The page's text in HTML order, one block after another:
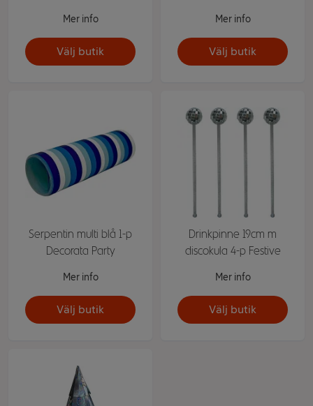
Mer info
Välj butik
Mer info
Välj butik
Serpentin multi blå 1-p
Decorata Party
Mer info
Välj butik
Drinkpinne 19cm m
discokula 4-p Festive
Mer info
Välj butik